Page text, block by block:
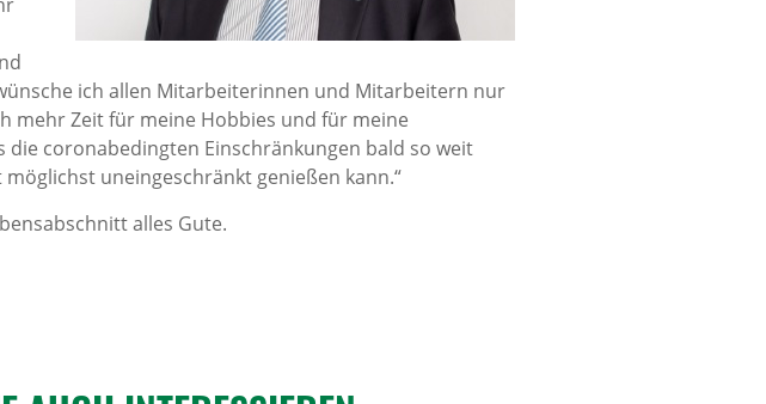
ich allen Mitarbeiterinnen und Mitarbeitern nur
mehr Zeit für meine Hobbies und für meine
coronabedingten Einschränkungen bald so weit
uneingeschränkt genießen kann.“
alles Gute.